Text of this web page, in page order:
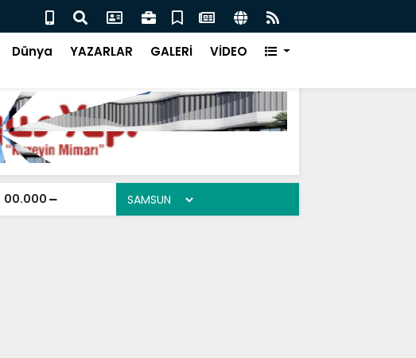
Atakum Protestan Kilisesi Ruhsat Tartışmaları
Dünya YAZARLAR GALERİ VİDEO
00.000